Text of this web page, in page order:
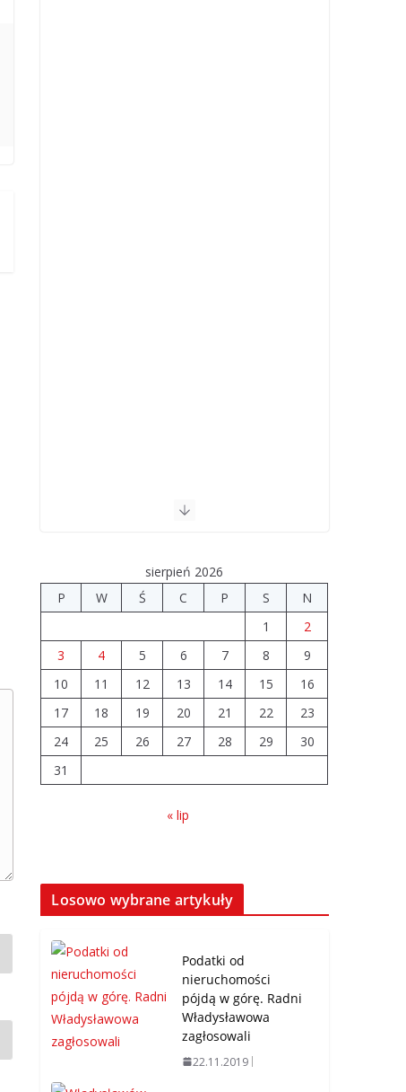
sierpień 2026
P
W Ś C P S
N
1
2
3
4 5 6 7 8
9
10
11 12 13 14 15
16
17
18 19 20 21 22
23
24
25 26 27 28 29
30
31
« lip
Losowo wybrane artykuły
Podatki od
nieruchomości
pójdą w górę. Radni
Władysławowa
zagłosowali
22.11.2019